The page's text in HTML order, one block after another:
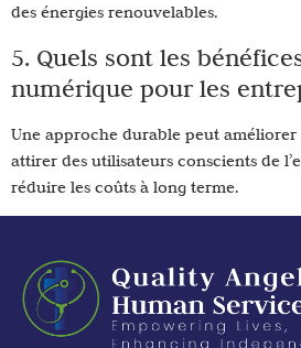
des énergies renouvelables.
5. Quels sont les
numérique pour les
Une approche durable peut améliorer
attirer des utilisateurs conscients de
réduire les coûts à long terme.